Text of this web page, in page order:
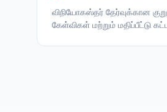
விநியோகஸ்தர் தேர்வுக்கான
கேள்விகள் மற்றும் மதிப்பீட்டு